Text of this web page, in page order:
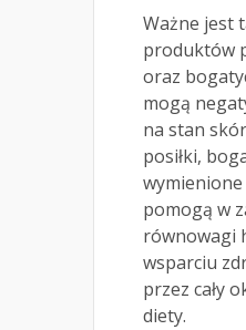
Ważne jest
produktów
oraz
mogą
na stan
posiłki,
wymienione
pomogą w
równowagi
wsparciu
przez cały
diety.